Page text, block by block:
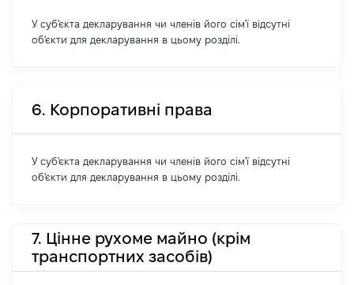
У суб'єкта декларування чи членів його сім'ї відсутні
об'єкти для декларування в цьому розділі.
6. Корпоративні права
У суб'єкта декларування чи членів його сім'ї відсутні
об'єкти для декларування в цьому розділі.
7. Цінне рухоме майно (крім
транспортних засобів)